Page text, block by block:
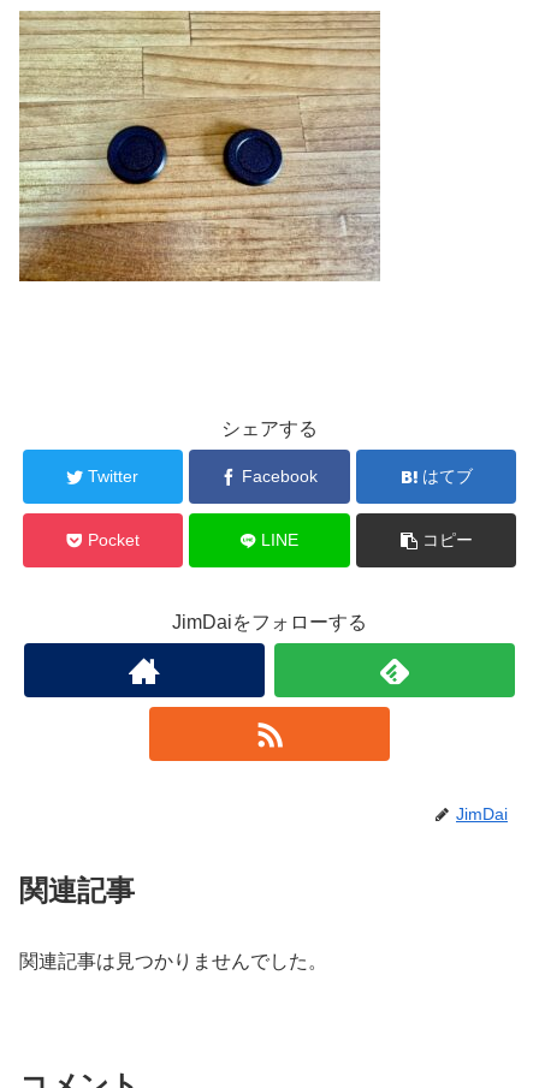
シェアする
Twitter Facebook はてブ
Pocket LINE コピー
JimDaiをフォローする
JimDai
関連記事
関連記事は見つかりませんでした。